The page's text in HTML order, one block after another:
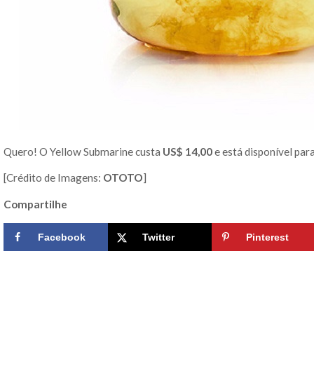
Quero! O Yellow Submarine custa US$ 14,00e está disponível
[Crédito de Imagens: OTOTO]
Compartilhe
Facebook Twitter Pinterest